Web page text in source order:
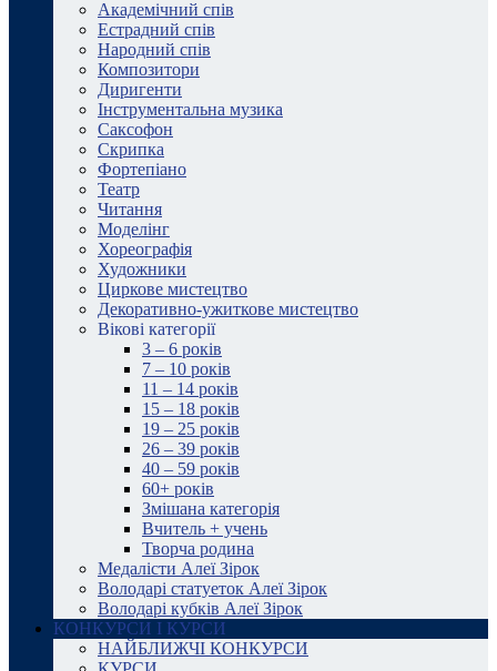
Академічний спів
Естрадний спів
Народний спів
Композитори
Диригенти
Інструментальна музика
Саксофон
Скрипка
Фортепіано
Театр
Читання
Моделінг
Хореографія
Художники
Циркове мистецтво
Декоративно-ужиткове мистецтво
Вікові категорії
3 – 6 років
7 – 10 років
11 – 14 років
15 – 18 років
19 – 25 років
26 – 39 років
40 – 59 років
60+ років
Змішана категорія
Вчитель + учень
Творча родина
Медалісти Алеї Зірок
Володарі статуеток Алеї Зірок
Володарі кубків Алеї Зірок
КОНКУРСИ І КУРСИ
НАЙБЛИЖЧІ КОНКУРСИ